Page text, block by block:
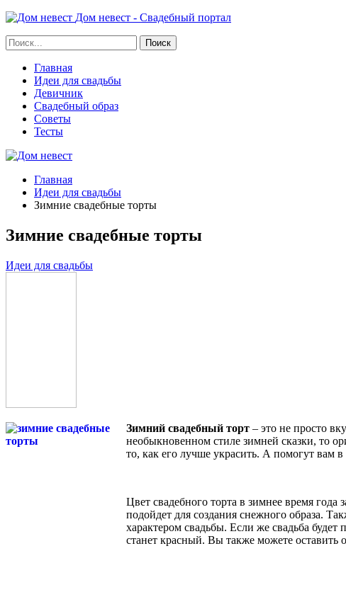
Дом невест - Свадебный портал
Главная
Идеи для свадьбы
Девичник
Свадебный образ
Советы
Тесты
Главная
Идеи для свадьбы
Зимние свадебные торты
Зимние свадебные торты
Идеи для свадьбы
Зимний свадебный торт – это не просто
необыкновенном стиле зимней сказки, то
то, как его лучше украсить. А помогут вам
Цвет свадебного торта в зимнее время
подойдет для создания снежного образа.
характером свадьбы. Если же свадьба
станет красный. Вы также можете оставить